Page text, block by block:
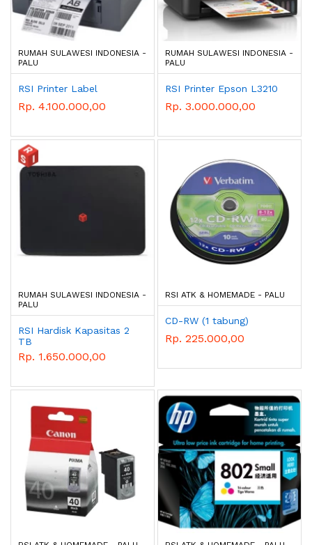
RUMAH SULAWESI INDONESIA -
PALU
RSI Printer Label
Rp. 4.100.000,00
RUMAH SULAWESI INDONESIA -
PALU
RSI Printer Epson L3210
Rp. 3.000.000,00
RUMAH SULAWESI INDONESIA -
PALU
RSI Hardisk Kapasitas 2
TB
Rp. 1.650.000,00
RSI ATK & HOMEMADE - PALU
CD-RW (1 tabung)
Rp. 225.000,00